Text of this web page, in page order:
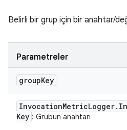
Belirli bir grup için bir anahtar/
Parametreler
groupKey
InvocationMetricLogger.
Key : Grubun anahtarı